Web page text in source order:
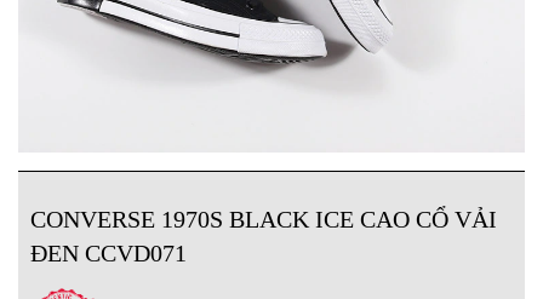
CONVERSE 1970S BLACK ICE CAO CỔ VẢI
ĐEN CCVD071